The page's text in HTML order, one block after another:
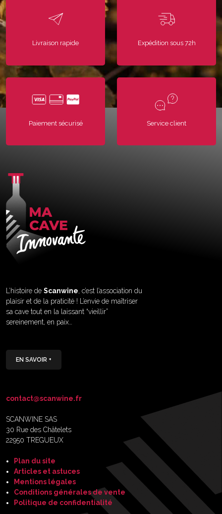
Livraison rapide Expédition sous 72h
Paiement sécurisé Service client
L’histoire de Scanwine, c’est l’association du
plaisir et de la praticité ! L’envie de maîtriser
sa cave tout en la laissant “vieillir”
sereinement, en paix…
EN SAVOIR +
contact@scanwine.fr
SCANWINE SAS
30 Rue des Châtelets
22950 TREGUEUX
Plan du site
Articles et astuces
Mentions légales
Conditions générales de vente
Politique de confidentialité